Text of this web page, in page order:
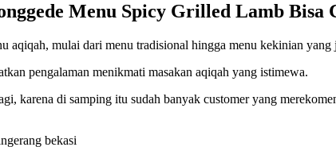
Menu Spicy Grilled Lamb Bisa
aqiqah, mulai dari menu tradisional hingga menu kekinian yang
pengalaman menikmati masakan aqiqah yang istimewa.
karena di samping itu sudah banyak customer yang